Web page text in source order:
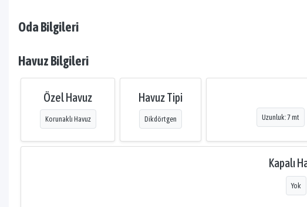
Oda Bilgileri
Havuz Bilgileri
Özel Havuz
Korunaklı Havuz
Havuz Tipi
Dikdörtgen Uzunluk: 7 mt
Kapalı
Yok